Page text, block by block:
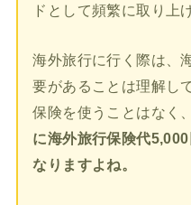
ドとして頻繁に取り上
海外旅行に行く際は、
要があることは理解し
保険を使うことはなく、
に海外旅行保険代
なりますよね。